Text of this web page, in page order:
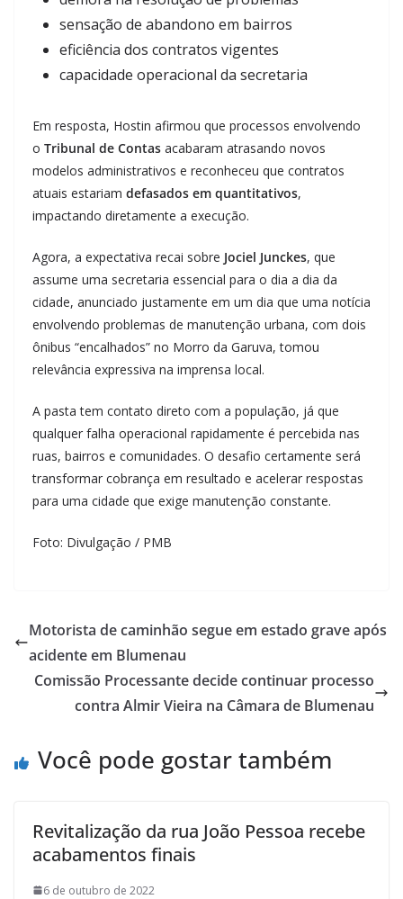
sensação de abandono em bairros
eficiência dos contratos vigentes
capacidade operacional da secretaria
Em resposta, Hostin afirmou que processos envolvendo
o Tribunal de Contas acabaram atrasando novos
modelos administrativos e reconheceu que contratos
atuais estariam defasados em quantitativos,
impactando diretamente a execução.
Agora, a expectativa recai sobre Jociel Junckes, que
assume uma secretaria essencial para o dia a dia da
cidade, anunciado justamente em um dia que uma notícia
envolvendo problemas de manutenção urbana, com dois
ônibus “encalhados” no Morro da Garuva, tomou
relevância expressiva na imprensa local.
A pasta tem contato direto com a população, já que
qualquer falha operacional rapidamente é percebida nas
ruas, bairros e comunidades. O desafio certamente será
transformar cobrança em resultado e acelerar respostas
para uma cidade que exige manutenção constante.
Foto: Divulgação / PMB
Motorista de caminhão segue em estado grave após
acidente em Blumenau
Comissão Processante decide continuar processo
contra Almir Vieira na Câmara de Blumenau
Você pode gostar também
Revitalização da rua João Pessoa recebe
acabamentos finais
6 de outubro de 2022